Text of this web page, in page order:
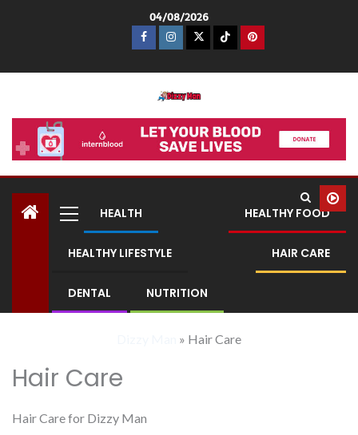
04/08/2026
Dizzy Man
HEALTH HEALTHY FOOD
HEALTHY LIFESTYLE HAIR CARE
DENTAL NUTRITION
» Hair Care
Hair Care
Hair Care for Dizzy Man